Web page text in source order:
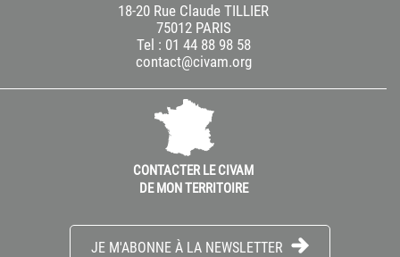
18-20 Rue Claude TILLIER
75012 PARIS
Tel : 01 44 88 98 58
contact@civam.org
CONTACTER LE CIVAM
DE MON TERRITOIRE
JE M'ABONNE À LA NEWSLETTER